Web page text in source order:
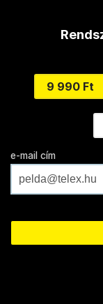
9 990 Ft
e-mail cím